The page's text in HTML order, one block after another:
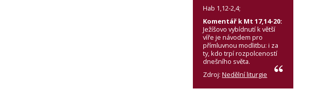
Hab 1,12-2,4;
Komentář k Mt 17,14-20:
Ježíšovo vybídnutí k větší
víře je návodem pro
přímluvnou modlitbu: i za
ty, kdo trpí rozpolceností
dnešního světa.
Zdroj: Nedělní liturgie